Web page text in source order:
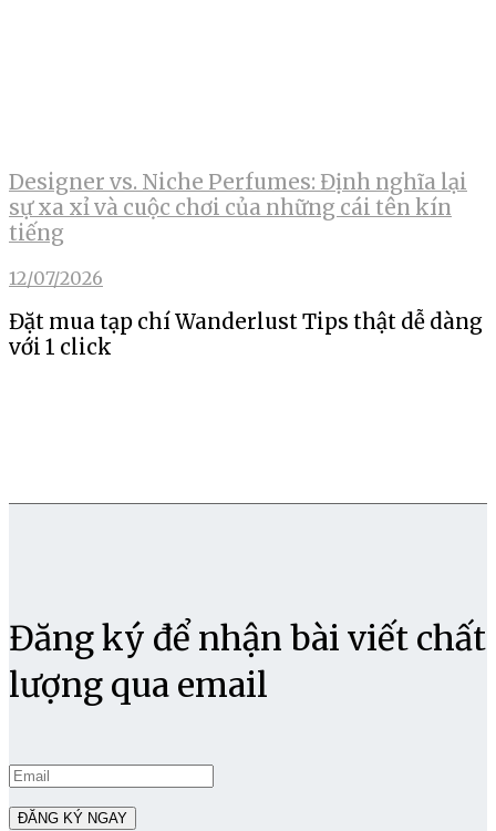
Designer vs. Niche Perfumes: Định nghĩa lại
sự xa xỉ và cuộc chơi của những cái tên kín
tiếng
12/07/2026
Đặt mua tạp chí Wanderlust Tips thật dễ dàng
với 1 click
Đăng ký để nhận bài viết chất
lượng qua email